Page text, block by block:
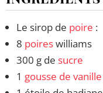
Le sirop de poire :
8 poireswilliams
300 g de sucre
1 gousse de vanille